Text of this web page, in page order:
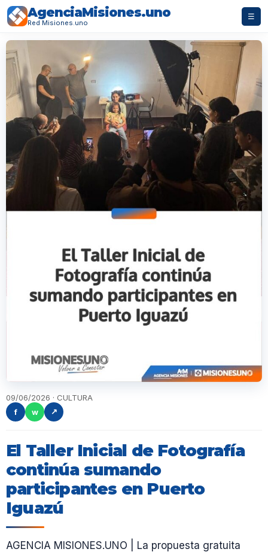
AgenciaMisiones.uno
Red Misiones.uno
☰
09/06/2026 · CULTURA
f
w ↗
El Taller Inicial de Fotografía
continúa sumando
participantes en Puerto
Iguazú
AGENCIA MISIONES.UNO | La propuesta gratuita